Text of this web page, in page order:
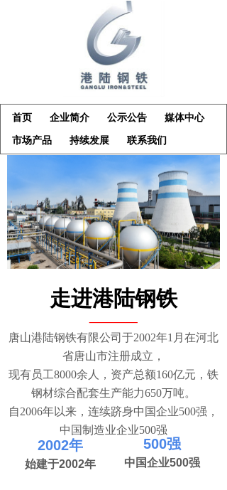
首页 企业简介 公示公告
媒体中心
市场产品
持续发展 联系我们
走进港陆钢铁
____
唐山港陆钢铁有限公司于2002年1月在河北
省唐山市注册成立，
现有员工8000余人，资产总额160亿元，铁
钢材综合配套生产能力650万吨。
自2006年以来，连续跻身中国企业500强，
中国制造业企业500强
500强
中国企业500强
2002年
始建于2002年